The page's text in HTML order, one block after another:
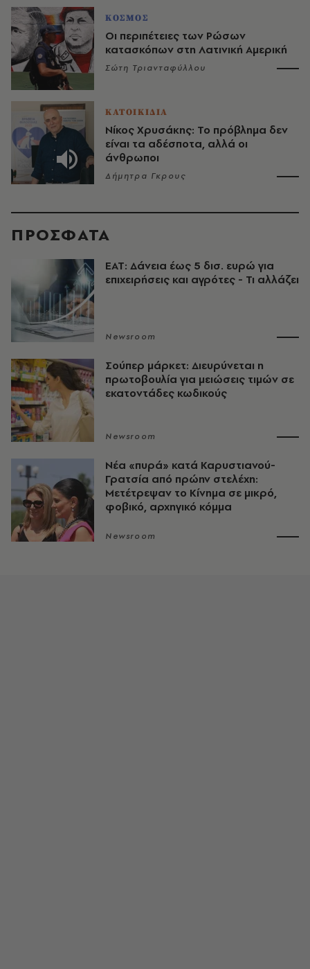
ΚΟΣΜΟΣ
Οι περιπέτειες των Ρώσων
κατασκόπων στη Λατινική Αμερική
Σώτη Τριανταφύλλου
ΚΑΤΟΙΚΙΔΙΑ
Νίκος Χρυσάκης: Το πρόβλημα δεν
είναι τα αδέσποτα, αλλά οι
άνθρωποι
Δήμητρα Γκρους
ΠΡΟΣΦΑΤΑ
ΕΑΤ: Δάνεια έως 5 δισ. ευρώ για
επιχειρήσεις και αγρότες - Τι αλλάζει
Newsroom
Σούπερ μάρκετ: Διευρύνεται η
πρωτοβουλία για μειώσεις τιμών σε
εκατοντάδες κωδικούς
Newsroom
Νέα «πυρά» κατά Καρυστιανού-
Γρατσία από πρώην στελέχη:
Μετέτρεψαν το Κίνημα σε μικρό,
φοβικό, αρχηγικό κόμμα
Newsroom